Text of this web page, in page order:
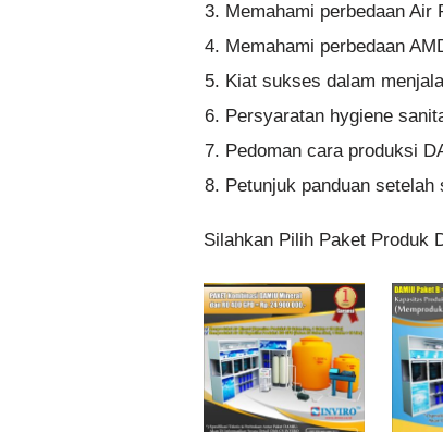
Memahami perbedaan Air
Memahami perbedaan
Kiat sukses dalam
Persyaratan hygiene
Pedoman cara produksi
Petunjuk panduan
Silahkan Pilih Paket Produk